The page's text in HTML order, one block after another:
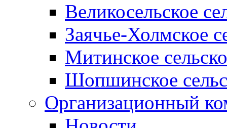
Великосельское
Заячье-Холмское
Митинское
Шопшинское
Организационный